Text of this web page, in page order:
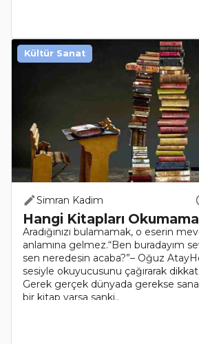
Simran Kadim
Hangi Kitapları
Aradığınızı bulamamak, o eserin
anlamına gelmez.“Ben buradayım
sen neredesin acaba?”– Oğuz
sesiyle okuyucusunu çağırarak
Gerek gerçek dünyada gerekse
bir kitap varsa sanki..
Kültür Sanat